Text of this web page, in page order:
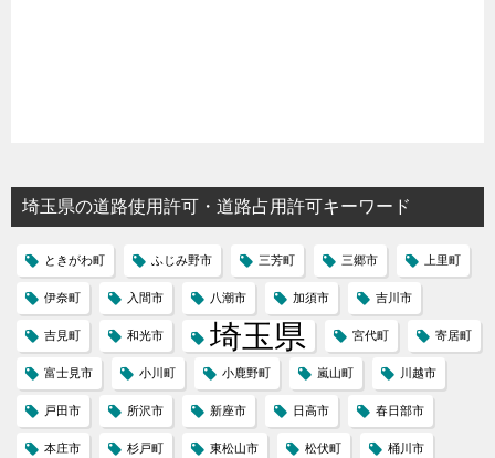
埼玉県の道路使用許可・道路占用許可キーワード
ときがわ町 ふじみ野市 三芳町 三郷市 上里町
伊奈町 入間市 八潮市 加須市 吉川市
吉見町 和光市 埼玉県 宮代町 寄居町
富士見市 小川町 小鹿野町 嵐山町 川越市
戸田市 所沢市 新座市 日高市 春日部市
本庄市 杉戸町 東松山市 松伏町 桶川市